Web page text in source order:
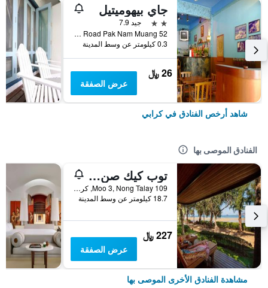
جاي بيهوميتيل
2 نجمتين
جيد 7.9
52 Soi 5 Maharat Road Pak Nam Muang, كرابي, تايلاند
0.3 كيلومتر عن وسط المدينة
26 ﷼
عرض الصفقة
شاهد أرخص الفنادق في كرابي
الفنادق الموصى بها
توب كيك صن سيت بيتش ريزورت
109 Moo 3, Nong Talay, كرابي, تايلاند
18.7 كيلومتر عن وسط المدينة
227 ﷼
عرض الصفقة
مشاهدة الفنادق الأخرى الموصى بها